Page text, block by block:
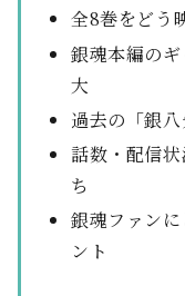
全8巻をどう
銀魂本編の
大
過去の「銀
話数・配信
ち
銀魂ファン
ント